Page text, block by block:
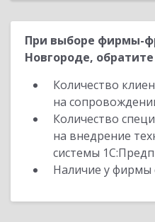
При выборе фирмы-
Новгороде,
Количество
на
Количество
на внедрение
системы
Наличие у фирмы